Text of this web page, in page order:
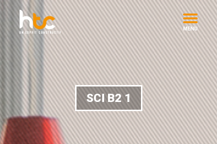
MENU
SCI B2 1